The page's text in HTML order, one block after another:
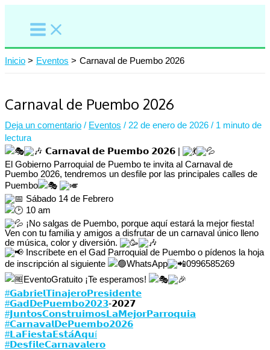
contenido
Inicio Eventos Carnaval de Puembo 2026
Carnaval de Puembo 2026
Deja un comentario / Eventos / 22 de enero de 2026 / 1 minuto de
lectura
𝗖𝗮𝗿𝗻𝗮𝘃𝗮𝗹 𝗱𝗲 𝗣𝘂𝗲𝗺𝗯𝗼 𝟮𝟬𝟮𝟲 |
El Gobierno Parroquial de Puembo te invita al Carnaval de
Puembo 2026, tendremos un desfile por las principales calles de
Puembo
Sábado 14 de Febrero
10 am
¡No salgas de Puembo, porque aquí estará la mejor fiesta!
Ven con tu familia y amigos a disfrutar de un carnaval único lleno
de música, color y diversión.
Inscríbete en el Gad Parroquial de Puembo o pídenos la hoja
de inscripción al siguiente
WhatsApp
0996585269
EventoGratuito ¡Te esperamos!
#𝗚𝗮𝗯𝗿𝗶𝗲𝗹𝗧𝗶𝗻𝗮𝗷𝗲𝗿𝗼𝗣𝗿𝗲𝘀𝗶𝗱𝗲𝗻𝘁𝗲
#𝗚𝗮𝗱𝗗𝗲𝗣𝘂𝗲𝗺𝗯𝗼𝟮𝟬𝟮𝟯-𝟮𝟬𝟮𝟳⁣⁣⁣⁣⁣
#𝗝𝘂𝗻𝘁𝗼𝘀𝗖𝗼𝗻𝘀𝘁𝗿𝘂𝗶𝗺𝗼𝘀𝗟𝗮𝗠𝗲𝗷𝗼𝗿𝗣𝗮𝗿𝗿𝗼𝗾𝘂𝗶𝗮
#𝗖𝗮𝗿𝗻𝗮𝘃𝗮𝗹𝗗𝗲𝗣𝘂𝗲𝗺𝗯𝗼𝟮𝟬𝟮𝟲
#𝗟𝗮𝗙𝗶𝗲𝘀𝘁𝗮𝗘𝘀𝘁𝗮́𝗔𝗾𝘂í
#𝗗𝗲𝘀𝗳𝗶𝗹𝗲𝗖𝗮𝗿𝗻𝗮𝘃𝗮𝗹𝗲𝗿𝗼